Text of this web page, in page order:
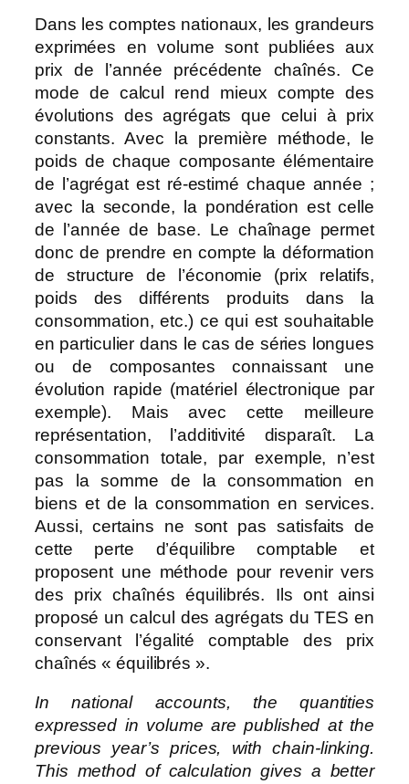
Dans les comptes nationaux, les grandeurs
exprimées en volume sont publiées aux
prix de l’année précédente chaînés. Ce
mode de calcul rend mieux compte des
évolutions des agrégats que celui à prix
constants. Avec la première méthode, le
poids de chaque composante élémentaire
de l’agrégat est ré-estimé chaque année ;
avec la seconde, la pondération est celle
de l’année de base. Le chaînage permet
donc de prendre en compte la déformation
de structure de l’économie (prix relatifs,
poids des différents produits dans la
consommation, etc.) ce qui est souhaitable
en particulier dans le cas de séries longues
ou de composantes connaissant une
évolution rapide (matériel électronique par
exemple). Mais avec cette meilleure
représentation, l’additivité disparaît. La
consommation totale, par exemple, n’est
pas la somme de la consommation en
biens et de la consommation en services.
Aussi, certains ne sont pas satisfaits de
cette perte d’équilibre comptable et
proposent une méthode pour revenir vers
des prix chaînés équilibrés. Ils ont ainsi
proposé un calcul des agrégats du TES en
conservant l’égalité comptable des prix
chaînés « équilibrés ».
In national accounts, the quantities
expressed in volume are published at the
previous year’s prices, with chain-linking.
This method of calculation gives a better